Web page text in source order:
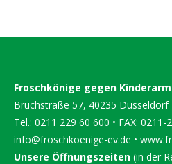
Froschkönige gegen
Bruchstraße 57, 40235 Düsseldorf
Tel.: 0211 229 60 600 • FAX: 0211-
info@froschkoenige-ev.de •
Unsere Öffnungszeiten (in der